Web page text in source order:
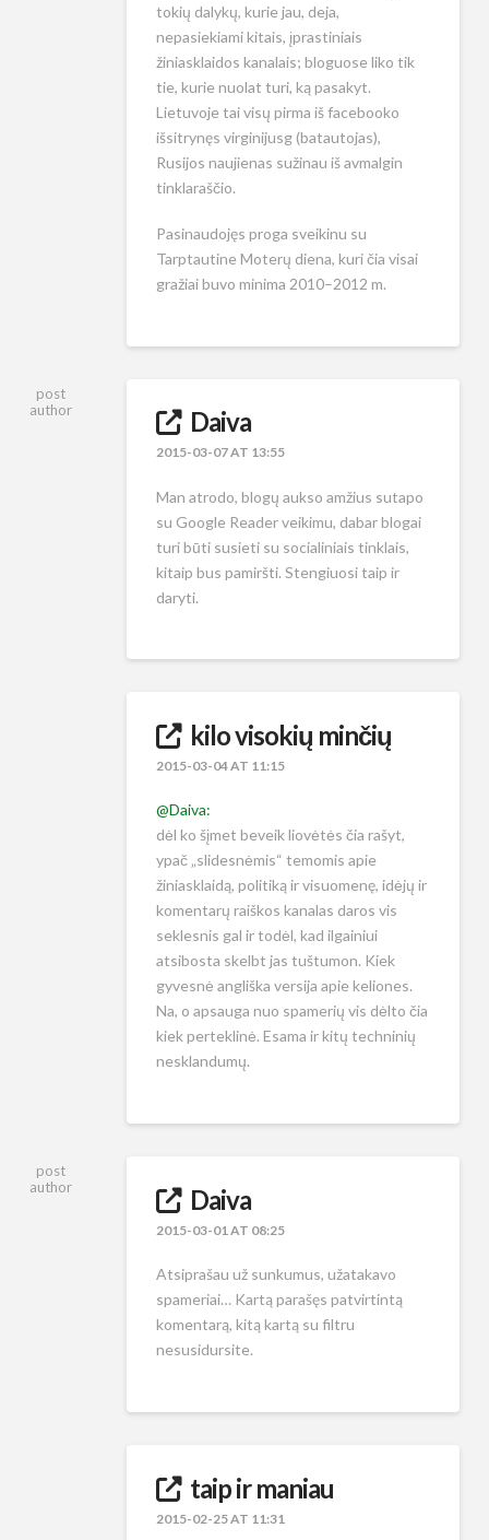
tokių dalykų, kurie jau, deja,
nepasiekiami kitais, įprastiniais
žiniasklaidos kanalais; bloguose liko tik
tie, kurie nuolat turi, ką pasakyt.
Lietuvoje tai visų pirma iš facebooko
išsitrynęs virginijusg (batautojas),
Rusijos naujienas sužinau iš avmalgin
tinklaraščio.
Pasinaudojęs proga sveikinu su
Tarptautine Moterų diena, kuri čia visai
gražiai buvo minima 2010–2012 m.
post
author
Daiva
2015-03-07 AT 13:55
Man atrodo, blogų aukso amžius sutapo
su Google Reader veikimu, dabar blogai
turi būti susieti su socialiniais tinklais,
kitaip bus pamiršti. Stengiuosi taip ir
daryti.
kilo visokių minčių
2015-03-04 AT 11:15
@Daiva:
dėl ko šįmet beveik liovėtės čia rašyt,
ypač „slidesnėmis“ temomis apie
žiniasklaidą, politiką ir visuomenę, idėjų ir
komentarų raiškos kanalas daros vis
seklesnis gal ir todėl, kad ilgainiui
atsibosta skelbt jas tuštumon. Kiek
gyvesnė angliška versija apie keliones.
Na, o apsauga nuo spamerių vis dėlto čia
kiek perteklinė. Esama ir kitų techninių
nesklandumų.
post
author
Daiva
2015-03-01 AT 08:25
Atsiprašau už sunkumus, užatakavo
spameriai… Kartą parašęs patvirtintą
komentarą, kitą kartą su filtru
nesusidursite.
taip ir maniau
2015-02-25 AT 11:31